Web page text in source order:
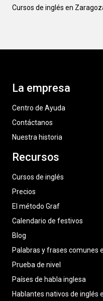
Cursos de inglés en
La empresa
Centro de Ayuda
Contáctanos
Nuestra historia
Recursos
Cursos de inglés
Precios
El método Graf
Calendario de festivos
Blog
Palabras y frases comunes
Prueba de nivel
Países de habla inglesa
Hablantes nativos de inglés